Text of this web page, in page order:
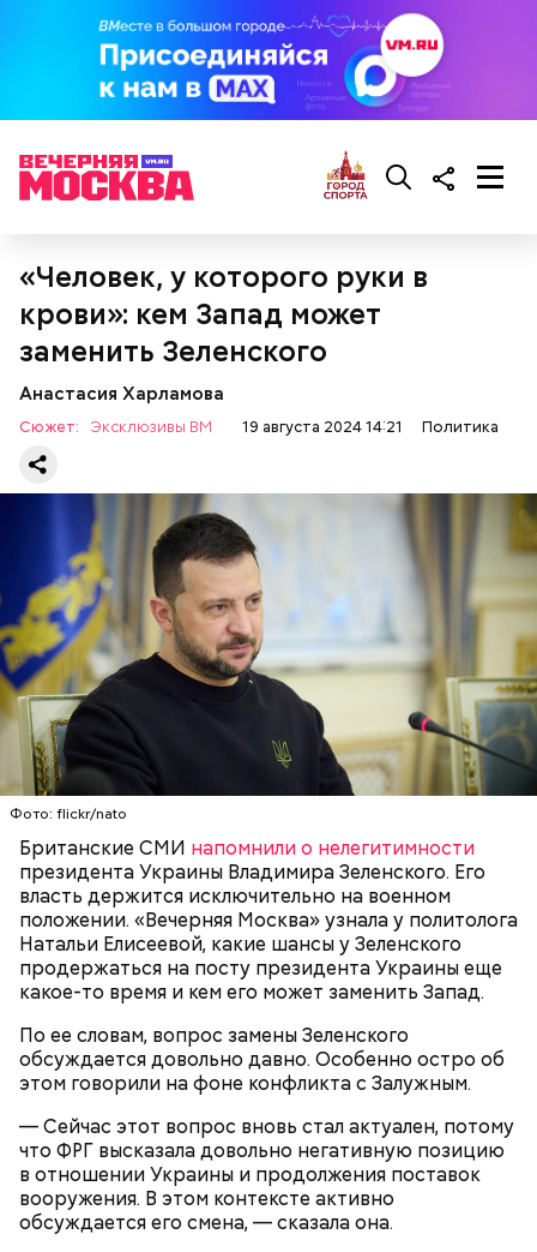
«Человек, у которого руки в
крови»: кем Запад может
заменить Зеленского
Анастасия Харламова
Сюжет: Эксклюзивы ВМ 19 августа 2024 14:21 Политика
Фото: flickr/nato
Британские СМИ напомнили о нелегитимности
президента Украины Владимира Зеленского. Его
власть держится исключительно на военном
положении. «Вечерняя Москва» узнала у политолога
Натальи Елисеевой, какие шансы у Зеленского
продержаться на посту президента Украины еще
какое-то время и кем его может заменить Запад.
По ее словам, вопрос замены Зеленского
обсуждается довольно давно. Особенно остро об
этом говорили на фоне конфликта с Залужным.
— Сейчас этот вопрос вновь стал актуален, потому
что ФРГ высказала довольно негативную позицию
в отношении Украины и продолжения поставок
вооружения. В этом контексте активно
обсуждается его смена, — сказала она.
Помимо этого, Цуркова раскритиковала боевые
заявила, что премьер-министром страны
Биньямином Нетаньяху управляют его жена Сара и
сын Яир.
Цуркова обратилась к семьям израильских
заложников, которые находятся в плену у движения
ХАМАС, с призывом убедить правительство
Израиля остановить военные действия. Также
ученая попросила свою семью добиваться ее
освобождения из плена.
— Обращаюсь к моей семье и друзьям, с тем чтобы
они постарались добиться моего освобождения в
сказала Цуркова.